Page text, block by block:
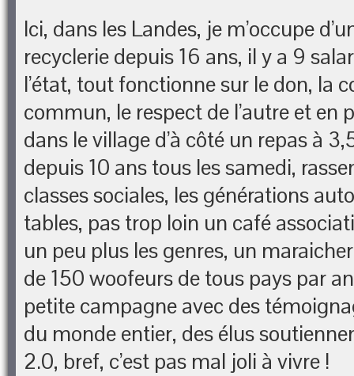
Ici, dans les Landes, je m’occupe
recyclerie depuis 16 ans, il y a 9
l’état, tout fonctionne sur le don, la
commun, le respect de l’autre et en
dans le village d’à côté un repas à
depuis 10 ans tous les samedi,
classes sociales, les générations
tables, pas trop loin un café
un peu plus les genres, un
de 150 woofeurs de tous pays par
petite campagne avec des
du monde entier, des élus
2.0, bref, c’est pas mal joli à vivre !